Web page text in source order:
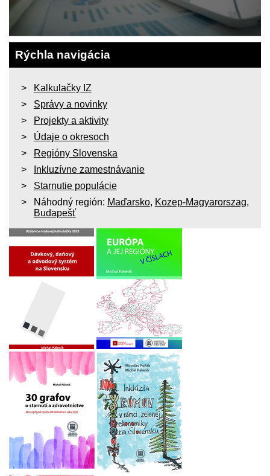
Rýchla navigácia
Kalkulačky IZ
Správy a novinky
Projekty a aktivity
Údaje o okresoch
Regióny Slovenska
Inkluzívne zamestnávanie
Starnutie populácie
Náhodný región: Maďarsko, Kozep-Magyarorszag,
Budapešť